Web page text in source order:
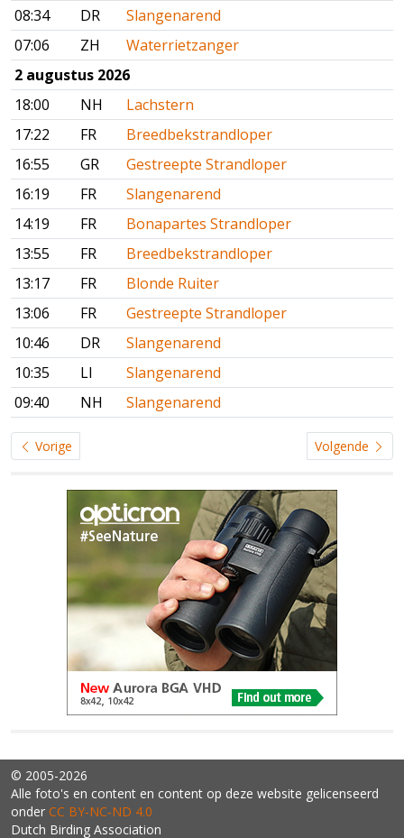
08:34
DR
Slangenarend
07:06
ZH
Waterrietzanger
2 augustus 2026
18:00
NH
Lachstern
17:22
FR
Breedbekstrandloper
16:55
GR
Gestreepte Strandloper
16:19
FR
Slangenarend
14:19
FR
Bonapartes Strandloper
13:55
FR
Breedbekstrandloper
13:17
FR
Blonde Ruiter
13:06
FR
Gestreepte Strandloper
10:46
DR
Slangenarend
10:35
LI
Slangenarend
09:40
NH Slangenarend
Vorige Volgende
© 2005-2026
Alle foto's en content en content op deze website gelicenseerd
onder CC BY‑NC‑ND 4.0
Dutch Birding Association